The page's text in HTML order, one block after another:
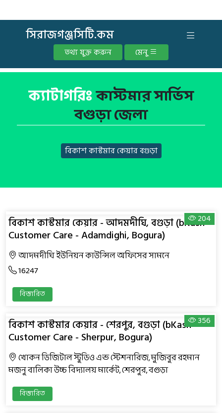
সিরাজগঞ্জসিটি.কম
তথ্য যুক্ত করুন মেনু
ক্যাটাগরিঃকাস্টমার সার্ভিস
বগুড়া জেলা
বিকাশ কাস্টমার কেয়ার বগুড়া
204
বিকাশ কাস্টমার কেয়ার - আদমদীঘি, বগুড়া (bKash
Customer Care - Adamdighi, Bogura)
আদমদীঘি ইউনিয়ন কাউন্সিল অফিসের সামনে
16247
বিস্তারিত
356
বিকাশ কাস্টমার কেয়ার - শেরপুর, বগুড়া (bKash
Customer Care - Sherpur, Bogura)
খোকন ডিজিটাল স্টুডিও এন্ড স্টেশনারিজ, মুজিবুর রহমান
মজনু বালিকা উচ্চ বিদ্যালয় মার্কেট, শেরপুর, বগুড়া
বিস্তারিত